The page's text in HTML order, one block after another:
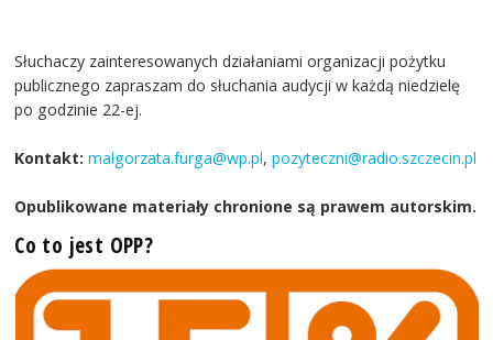
Słuchaczy zainteresowanych działaniami organizacji pożytku
publicznego zapraszam do słuchania audycji w każdą niedzielę
po godzinie 22-ej.
Kontakt: malgorzata.furga@wp.pl,pozyteczni@radio.szczecin.pl
Opublikowane materiały chronione są prawem autorskim.
Co to jest OPP?